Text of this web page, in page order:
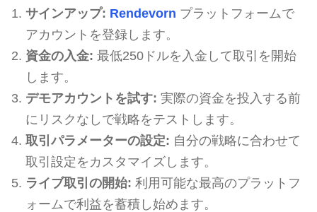
サインアップ: Rendevorn プラットフォームで
アカウントを登録します。
資金の入金: 最低250ドルを入金して取引を開始
します。
デモアカウントを試す: 実際の資金を投入する前
にリスクなしで戦略をテストします。
取引パラメーターの設定: 自分の戦略に合わせて
取引設定をカスタマイズします。
ライブ取引の開始: 利用可能な最高のプラットフ
ォームで利益を蓄積し始めます。